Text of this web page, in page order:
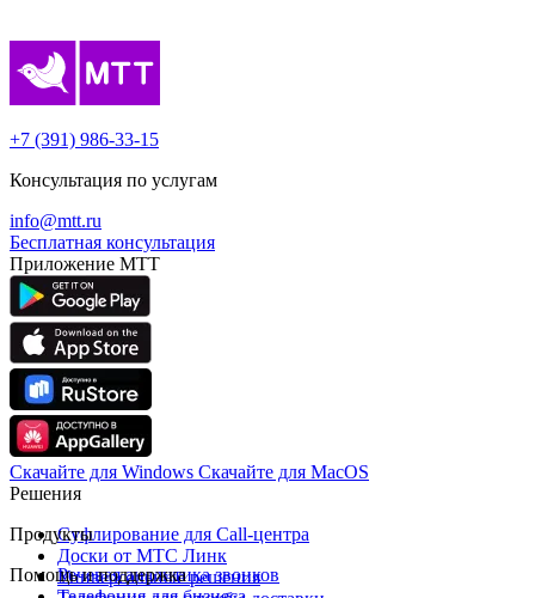
+7 (391) 986-33-15
Консультация по услугам
info@mtt.ru
Бесплатная консультация
Приложение МТТ
Скачайте для Windows Cкачайте для MacOS
Решения
Суфлирование для Call‑центра
Доски от МТС Линк
Универсальные решения
Продукты
Речевая аналитика звонков
Помощь и поддержка